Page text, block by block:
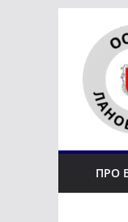
вмісту
ПРО